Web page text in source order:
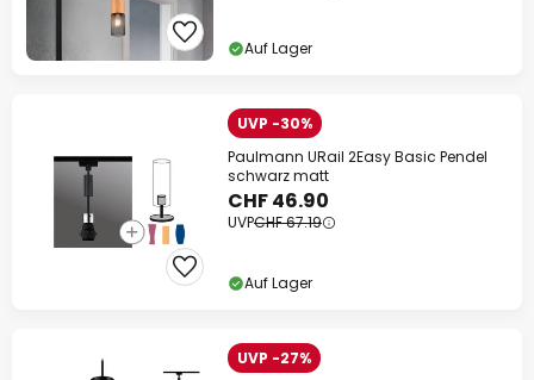
Auf Lager
UVP -30%
Paulmann URail 2Easy Basic Pendel
schwarz matt
CHF 46.90
UVPCHF 67.19
Auf Lager
UVP -27%